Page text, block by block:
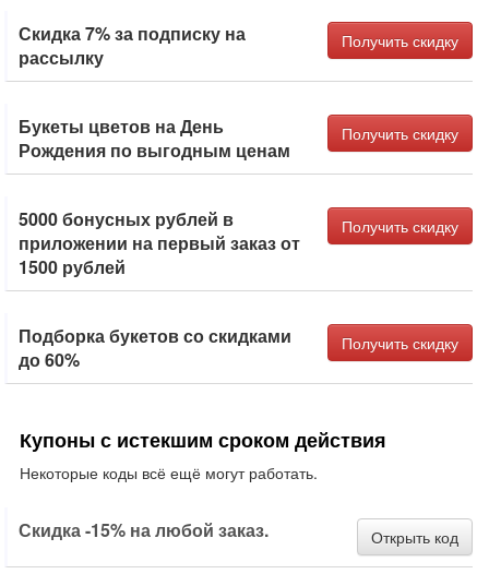
Скидка 7% за подписку на
рассылку
Получить скидку
Букеты цветов на День
Рождения по выгодным ценам
Получить скидку
5000 бонусных рублей в
приложении на первый заказ от
1500 рублей
Получить скидку
Подборка букетов со скидками
до 60%
Получить скидку
Купоны с истекшим сроком действия
Некоторые коды всё ещё могут работать.
Скидка -15% на любой заказ. Открыть код